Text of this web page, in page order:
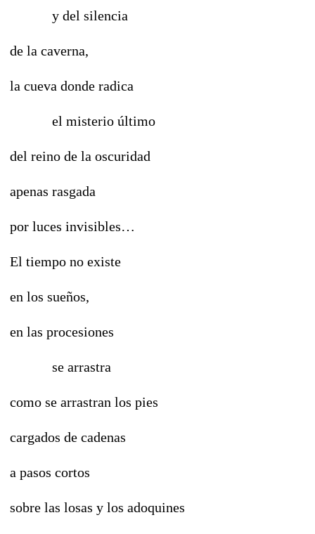
y del silencia
de la caverna,
la cueva donde radica
el misterio último
del reino de la oscuridad
apenas rasgada
por luces invisibles…
El tiempo no existe
en los sueños,
en las procesiones
se arrastra
como se arrastran los pies
cargados de cadenas
a pasos cortos
sobre las losas y los adoquines